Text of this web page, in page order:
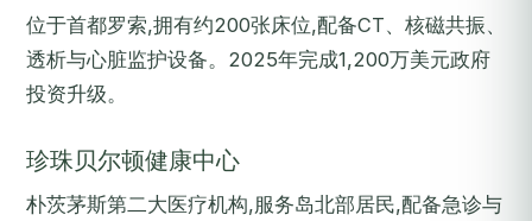
位于首都罗索,拥有约200张床位,配备CT、核磁共振、
透析与心脏监护设备。2025年完成1,200万美元政府
投资升级。
珍珠贝尔顿健康中心
朴茨茅斯第二大医疗机构,服务岛北部居民,配备急诊与